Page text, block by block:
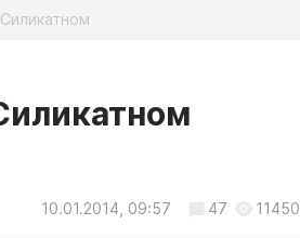
10.01.2014, 09:57 47 11450